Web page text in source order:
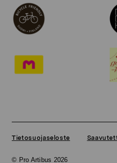
© Pro Artibus 2026
Tietosuojaseloste